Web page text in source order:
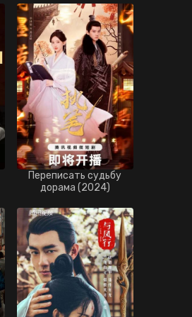
Переписать судьбу
дорама (2024)